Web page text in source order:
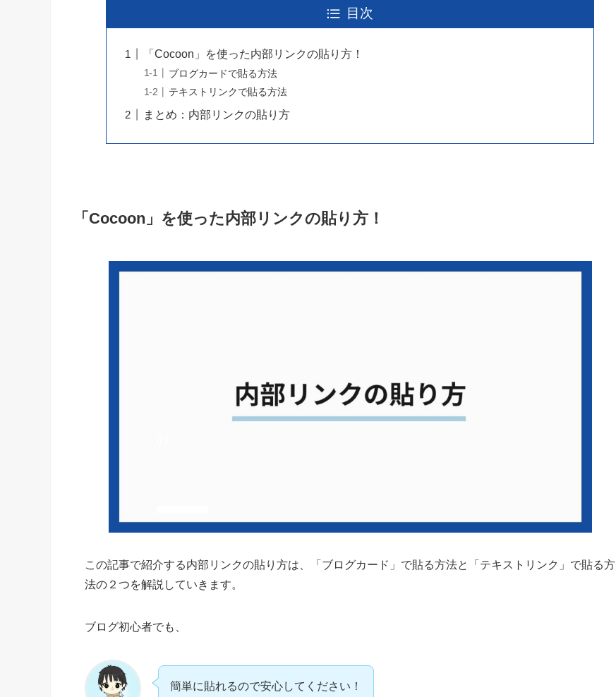
目次
「Cocoon」を使った内部リンクの貼り方！
ブログカードで貼る方法
テキストリンクで貼る方法
まとめ：内部リンクの貼り方
「Cocoon」を使った内部リンクの貼り方！
この記事で紹介する内部リンクの貼り方は、「ブログカード」で貼る方法と「テキストリンク」で貼る方
法の２つを解説していきます。
ブログ初心者でも、
簡単に貼れるので安心してください！